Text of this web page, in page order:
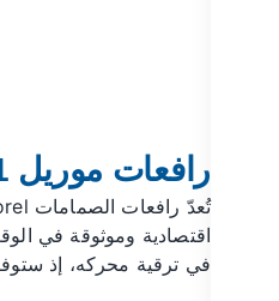
رافعات موريل LS1
اقتصادية وموثوقة في
في ترقية محركه، إذ